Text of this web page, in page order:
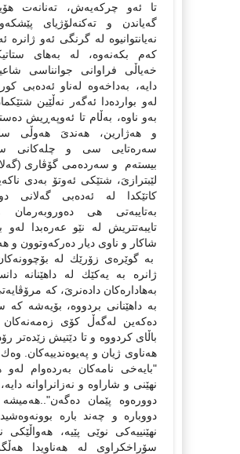
تا ئەو چركەیەش، تەنانەت
گەیاندن و تەكنەلۆژیاى
نەیانتوانیوە لە گرنگى ئەو ژانرە
كەم بكەنەوە، لە بەهاى
خەیاڵى فراوانى جوانناسى
دایە، بەداخەوە لەناو ئەدەبى
لەو بواردەدا ئەگەر نەڵێین
بەو ناوە، بەڵام تا ئەوپەڕیش
و هەژارین، هەندىَ هەوڵى
سەرەتایى سى و چلەكانى
بیستەم و سەردەمى گۆڤارى
لێبترازىَ، شتێكى ئەوتۆ بەدى
كاتێكدا لە ئەدەبى گەلانى
بەتایبەتى هى
تایبەتتریش لە نێو عەرەبدا لەو
شاكار و ناوى دیار دەركەوتوون و
بە گوێرەى زۆرێك لە
ژانرە بە یەكێك لە داهێنانە
بەهادارەكان دادەنرىَ، كە
بە داهێنانى بردووە، بۆیەشە كە
دەكەین لەگەڵ كۆى زەمەنەكان
باڵاى كردووە و تا دێتیش زێدەتر
هەناوى ژیان و پەیوەندییەكان.
"بایەخى نامەكان بەردەوام لەو
نهێنى و شاراوە و نەزانراوانە
دوورەوە پێمان
دووبارە و چەند بارە
نهێنییەكى نوێى پێیە، هەواڵێكى
سۆراخكراوى لە هەناویدا